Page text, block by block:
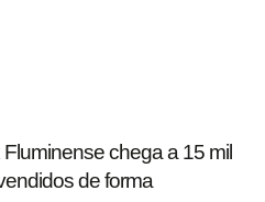
chega a 15 mil
de forma